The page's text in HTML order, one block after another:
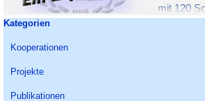
mit 120
Block überspringen Kategorien
Kategorien
Kooperationen
Projekte
Publikationen